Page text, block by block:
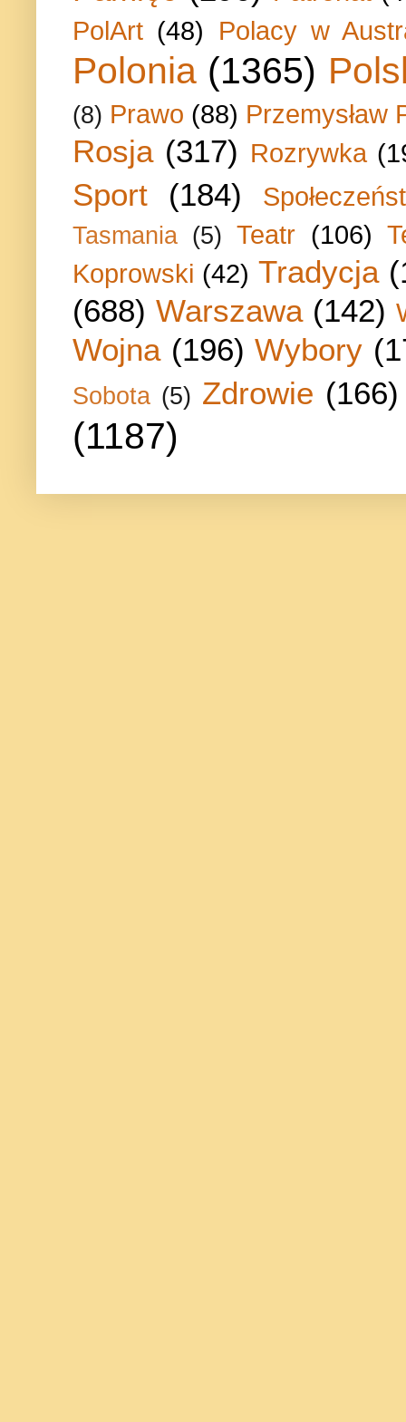
PolArt (48) Polacy w
Polonia (1365)
(8) Prawo (88) Przemysław
Rosja (317) Rozrywka
Sport (184)
Tasmania (5) Teatr (106)
Koprowski (42) Tradycja
(688) Warszawa (142)
Wojna (196) Wybory
Sobota (5) Zdrowie (166)
(1187)